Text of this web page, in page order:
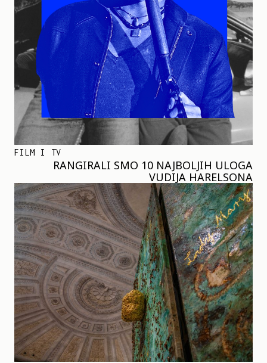
FILM I TV
RANGIRALI SMO 10 NAJBOLJIH ULOGA
VUDIJA HARELSONA